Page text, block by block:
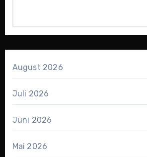
August 2026
Juli 2026
Juni 2026
Mai 2026